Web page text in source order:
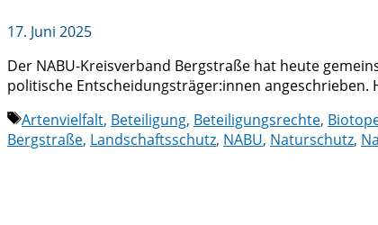
17. Juni 2025
Der NABU-Kreisverband Bergstraße hat heute
politische Entscheidungsträger:innen
Schlagwörter
Artenvielfalt, Beteiligung, Beteiligungsrechte,
Bergstraße, Landschaftsschutz, NABU, Naturschutz,